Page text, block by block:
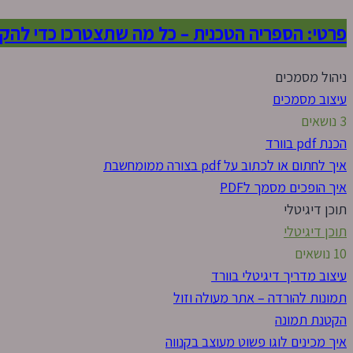
פרטי: הספריה הטכנית – כל מה שתצטרכו כדי
ניהול מסמכים
עיצוב מסמכים
3 נושאים
הכנת pdf בוורד
איך לחתום או לכתוב על pdf בצורה ממומחשבת
איך הופכים מסמך לPDF
תוכן דיגיטלי
תוכן דיגיטלי
10 נושאים
עיצוב מדריך דיגיטלי בוורד
תמונות להורדה – אתר מעולה וזול
הקטנת תמונה
איך מכינים לוגו פשוט מעוצב בקנווה